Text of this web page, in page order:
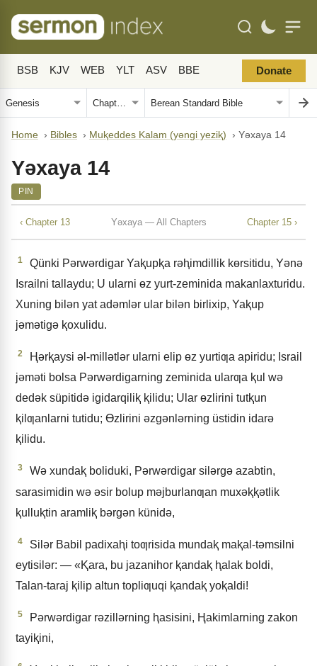
BSB KJV WEB YLT ASV BBE Donate
Home › Bibles › Muⱪeddes Kalam (yǝngi yeziⱪ) › Yǝxaya 14
Yǝxaya 14
PIN
‹ Chapter 13 Yǝxaya — All Chapters Chapter 15 ›
1
Qünki Pǝrwǝrdigar Yaⱪupⱪa rǝⱨimdillik kɵrsitidu, Yǝnǝ
Israilni tallaydu; U ularni ɵz yurt-zeminida makanlaxturidu.
Xuning bilǝn yat adǝmlǝr ular bilǝn birlixip, Yaⱪup
jǝmǝtigǝ ⱪoxulidu.
2
Ⱨǝrⱪaysi ǝl-millǝtlǝr ularni elip ɵz yurtiƣa apiridu; Israil
jǝmǝti bolsa Pǝrwǝrdigarning zeminida ularƣa ⱪul wǝ
dedǝk süpitidǝ igidarqiliⱪ ⱪilidu; Ular ɵzlirini tutⱪun
ⱪilƣanlarni tutidu; Ɵzlirini ǝzgǝnlǝrning üstidin idarǝ
ⱪilidu.
3
Wǝ xundaⱪ boliduki, Pǝrwǝrdigar silǝrgǝ azabtin,
sarasimidin wǝ ǝsir bolup mǝjburlanƣan muxǝⱪⱪǝtlik
ⱪulluⱪtin aramliⱪ bǝrgǝn künidǝ,
4
Silǝr Babil padixaⱨi toƣrisida mundaⱪ maⱪal-tǝmsilni
eytisilǝr: — «Ⱪara, bu jazanihor ⱪandaⱪ ⱨalak boldi,
Talan-taraj ⱪilip altun topliƣuqi ⱪandaⱪ yoⱪaldi!
5
Pǝrwǝrdigar rǝzillǝrning ⱨasisini, Ⱨakimlarning zakon
tayiⱪini,